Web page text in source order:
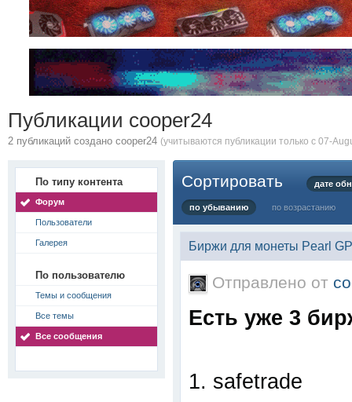
Публикации cooper24
2 публикаций создано cooper24 (учитываются публикации только с 07-
По типу контента
Форум
Пользователи
Галерея
По пользователю
Темы и сообщения
Все темы
Все сообщения
Сортировать дате
по убыванию по возрастанию
Биржи для монеты Pearl
Отправлено от
Есть уже 3
1. safetrade